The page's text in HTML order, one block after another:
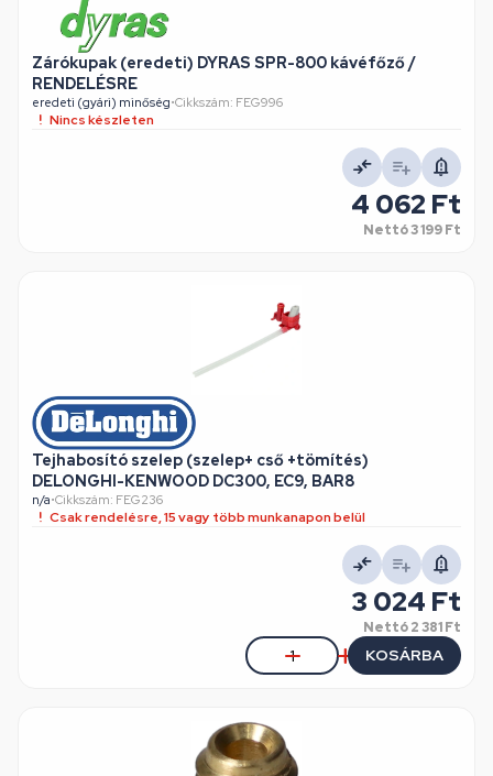
Zárókupak (eredeti) DYRAS SPR-800 kávéfőző /
RENDELÉSRE
eredeti (gyári) minőség•Cikkszám: FEG996
Nincs készleten
4 062 Ft
Nettó3 199 Ft
Tejhabosító szelep (szelep+ cső +tömítés)
DELONGHI-KENWOOD DC300, EC9, BAR8
n/a•Cikkszám: FEG236
Csak rendelésre, 15 vagy több munkanapon belül
3 024 Ft
Nettó2 381 Ft
KOSÁRBA